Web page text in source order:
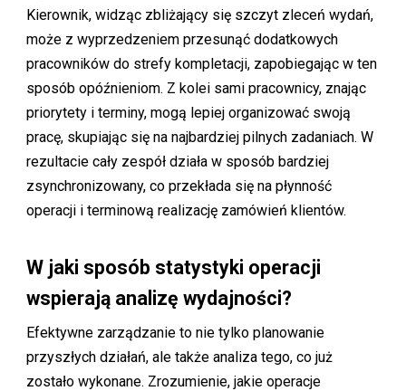
Kierownik, widząc zbliżający się szczyt zleceń wydań,
może z wyprzedzeniem przesunąć dodatkowych
pracowników do strefy kompletacji, zapobiegając w ten
sposób opóźnieniom. Z kolei sami pracownicy, znając
priorytety i terminy, mogą lepiej organizować swoją
pracę, skupiając się na najbardziej pilnych zadaniach. W
rezultacie cały zespół działa w sposób bardziej
zsynchronizowany, co przekłada się na płynność
operacji i terminową realizację zamówień klientów.
W jaki sposób statystyki operacji
wspierają analizę wydajności?
Efektywne zarządzanie to nie tylko planowanie
przyszłych działań, ale także analiza tego, co już
zostało wykonane. Zrozumienie, jakie operacje